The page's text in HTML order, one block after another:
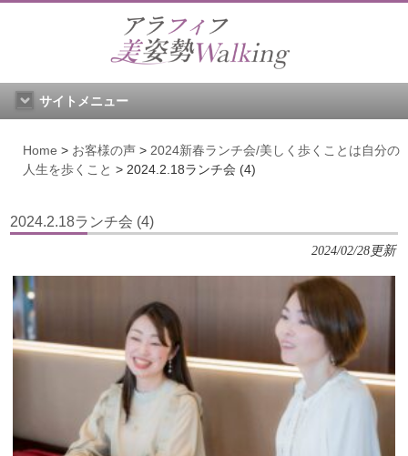
サイトメニュー
Home > お客様の声 > 2024新春ランチ会/美しく歩くことは自分の
人生を歩くこと > 2024.2.18ランチ会 (4)
2024.2.18ランチ会 (4)
2024/02/28更新